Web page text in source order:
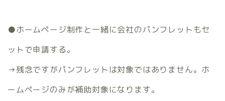
●ホームページ制作と一緒に会社のパンフレットもセ
ットで申請する。
→残念ですがパンフレットは対象ではありません。ホ
ームページのみが補助対象になります。